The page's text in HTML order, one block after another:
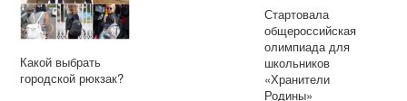
Какой выбрать
городской рюкзак?
Стартовала
общероссийская
олимпиада для
школьников
«Хранители
Родины»